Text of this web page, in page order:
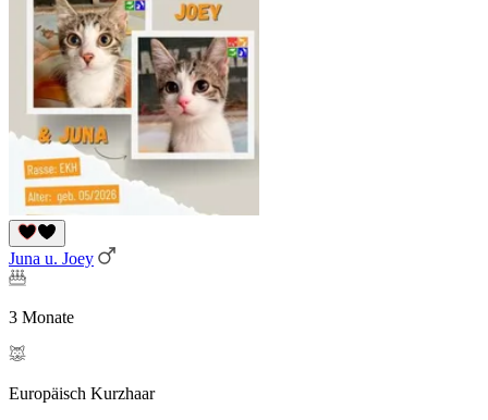
Juna u. Joey
3 Monate
Europäisch Kurzhaar